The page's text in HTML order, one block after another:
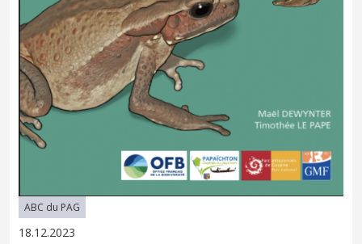
ABC du PAG
18.12.2023